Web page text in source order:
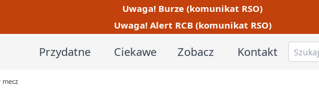
Uwaga! Burze (komunikat RSO)
Uwaga! Alert RCB (komunikat RSO)
Przydatne Ciekawe Zobacz Kontakt
mecz